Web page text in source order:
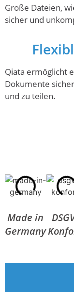
Große Dateien,
sicher und
Qiata ermöglicht
Dokumente
und zu teilen.
Made in
Germany